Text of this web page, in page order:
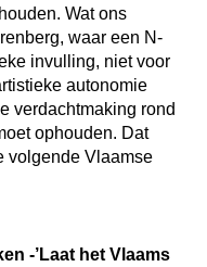
Wat ons
waar een N-
invulling, niet voor
autonomie
verdachtmaking rond
ophouden. Dat
volgende Vlaamse
-’Laat het Vlaams